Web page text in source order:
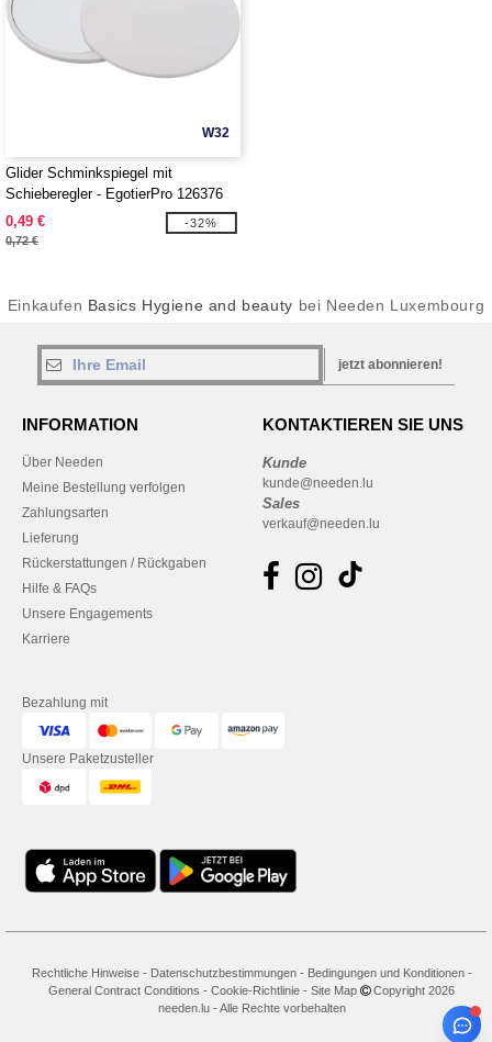
W32
Glider Schminkspiegel mit
Schieberegler - EgotierPro 126376
0,49 €
0,72 €
-32%
Einkaufen Basics Hygiene and beauty bei Needen Luxembourg
jetzt abonnieren!
INFORMATION
Über Needen
Meine Bestellung verfolgen
Zahlungsarten
Lieferung
Rückerstattungen / Rückgaben
Hilfe & FAQs
Unsere Engagements
Karriere
KONTAKTIEREN SIE UNS
Kunde
kunde@needen.lu
Sales
verkauf@needen.lu
Bezahlung mit
Unsere Paketzusteller
Rechtliche Hinweise- Datenschutzbestimmungen- Bedingungen und Konditionen-
General Contract Conditions - Cookie-Richtlinie - Site Map
Copyright 2026
needen.lu - Alle Rechte vorbehalten